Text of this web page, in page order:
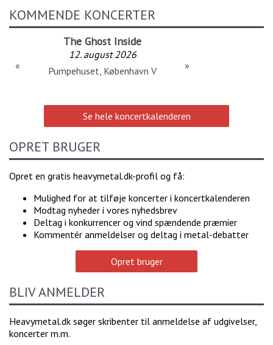
KOMMENDE KONCERTER
The Ghost Inside
12. august 2026
Pumpehuset, København V
« »
Se hele koncertkalenderen
OPRET BRUGER
Opret en gratis heavymetal.dk-profil og få:
Mulighed for at tilføje koncerter i koncertkalenderen
Modtag nyheder i vores nyhedsbrev
Deltag i konkurrencer og vind spændende præmier
Kommentér anmeldelser og deltag i metal-debatter
Opret bruger
BLIV ANMELDER
Heavymetal.dk søger skribenter til anmeldelse af udgivelser,
koncerter m.m.